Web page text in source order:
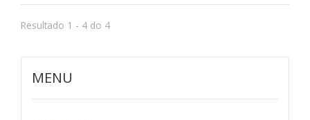
Resultado 1 - 4 do 4
MENU